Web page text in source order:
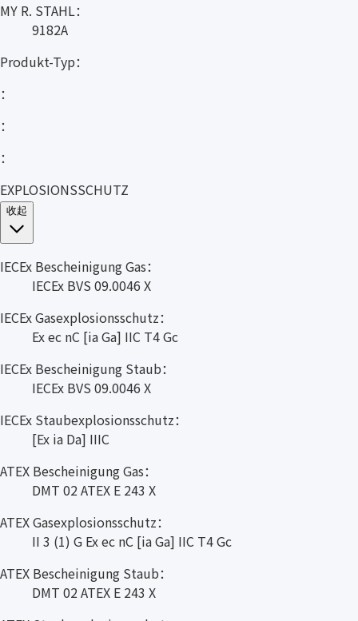
MY R. STAHL：
9182A
Produkt-Typ：
：
：
：
EXPLOSIONSSCHUTZ
收起
IECEx Bescheinigung Gas：
IECEx BVS 09.0046 X
IECEx Gasexplosionsschutz：
Ex ec nC [ia Ga] IIC T4 Gc
IECEx Bescheinigung Staub：
IECEx BVS 09.0046 X
IECEx Staubexplosionsschutz：
[Ex ia Da] IIIC
ATEX Bescheinigung Gas：
DMT 02 ATEX E 243 X
ATEX Gasexplosionsschutz：
II 3 (1) G Ex ec nC [ia Ga] IIC T4 Gc
ATEX Bescheinigung Staub：
DMT 02 ATEX E 243 X